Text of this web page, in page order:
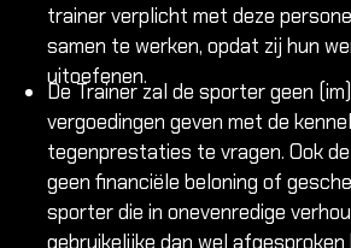
trainer verplicht met deze
samen te werken, opdat zij hun
uitoefenen.
De Trainer zal de sporter geen
vergoedingen geven met de
tegenprestaties te vragen. Ook
geen financiële beloning of
sporter die in onevenredige
gebruikelijke dan wel